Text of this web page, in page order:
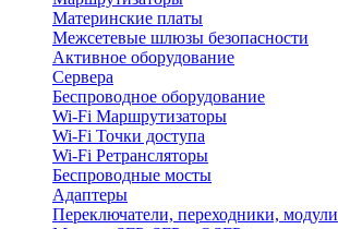
Материнские платы
Межсетевые шлюзы безопасности
Активное оборудование
Сервера
Беспроводное оборудование
Wi-Fi Маршрутизаторы
Wi-Fi Точки доступа
Wi-Fi Ретрансляторы
Беспроводные мосты
Адаптеры
Переключатели, переходники, модули